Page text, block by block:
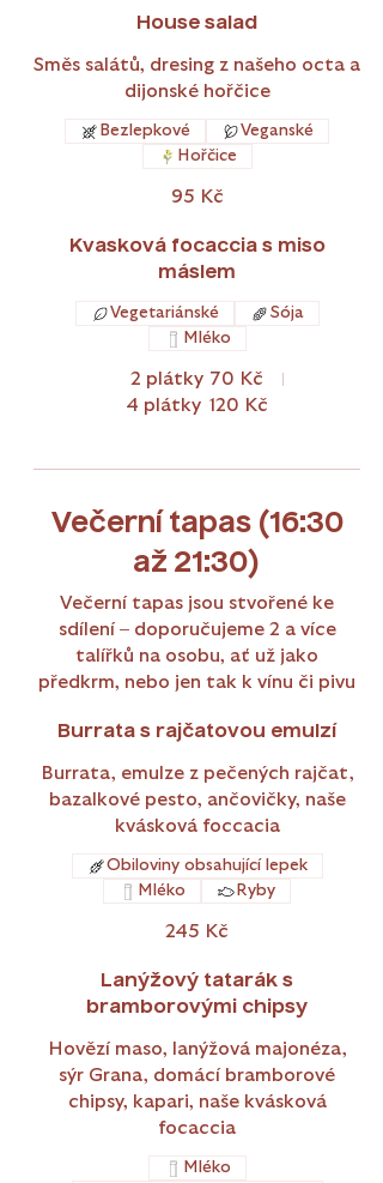
House salad
Směs salátů, dresing z našeho octa a
dijonské hořčice
95 Kč
Bezlepkové
Veganské
Hořčice
Kvasková focaccia s miso
máslem
2 plátky 70 Kč
4 plátky 120 Kč
Vegetariánské
Sója
Mléko
Večerní tapas (16:30
až 21:30)
Večerní tapas jsou stvořené ke
sdílení – doporučujeme 2 a více
talířků na osobu, ať už jako
předkrm, nebo jen tak k vínu či pivu
Burrata s rajčatovou emulzí
Burrata, emulze z pečených rajčat,
bazalkové pesto, ančovičky, naše
kvásková foccacia
245 Kč
Obiloviny obsahující lepek
Mléko
Ryby
Lanýžový tatarák s
bramborovými chipsy
Hovězí maso, lanýžová majonéza,
sýr Grana, domácí bramborové
chipsy, kapari, naše kvásková
focaccia
Mléko